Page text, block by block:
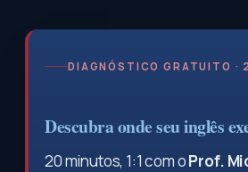
DIAGNÓSTICO GRATUITO ·
Descubra onde seu inglês
20 minutos, 1:1 com oProf.